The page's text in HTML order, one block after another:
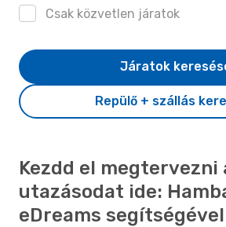
Csak közvetlen járatok
Repülő + szállás
Járatok
Kezdd el megtervezni
utazásodat ide:
eDreams segítségével